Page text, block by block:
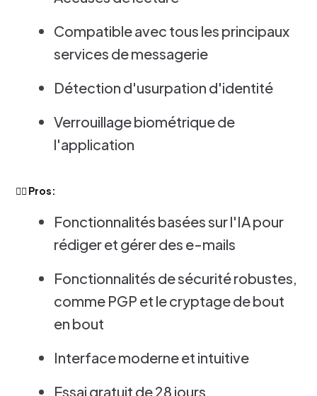
Compatible avec tous les principaux
services de messagerie
Détection d'usurpation d'identité
Verrouillage biométrique de
l'application
👍🏻 Pros:
Fonctionnalités basées sur l'IA pour
rédiger et gérer des e-mails
Fonctionnalités de sécurité robustes,
comme PGP et le cryptage de bout
en bout
Interface moderne et intuitive
Essai gratuit de 28 jours